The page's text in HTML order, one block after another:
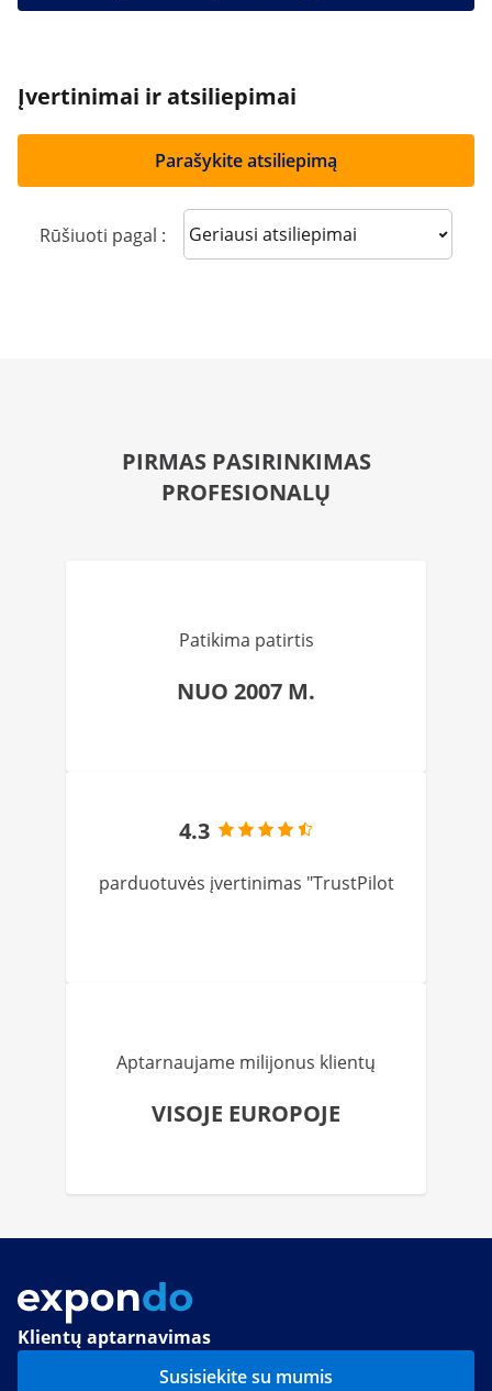
Įvertinimai ir atsiliepimai
Parašykite atsiliepimą
Rūšiuoti pagal : Sort reviews
PIRMAS PASIRINKIMAS
PROFESIONALŲ
Patikima patirtis
NUO 2007 M.
4.3
parduotuvės įvertinimas "TrustPilot
Aptarnaujame milijonus klientų
VISOJE EUROPOJE
Klientų aptarnavimas
Susisiekite su mumis